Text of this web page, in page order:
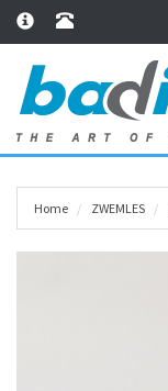
Home ZWEMLES